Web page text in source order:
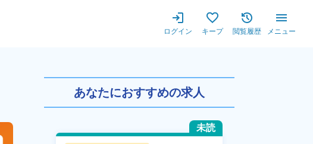
ログイン キープ 閲覧履歴 メニュー
円★備品付きワンルーム寮完備
あなたにおすすめの求人
未読 未読